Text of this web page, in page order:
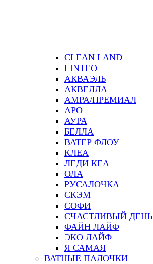
CLEAN LAND
LINTEO
АКВАЭЛЬ
АКВЕЛЛА
АМРА/ПРЕМИАЛ
АРО
АУРА
БЕЛЛА
ВАТЕР ФЛОУ
КЛЕА
ЛЕДИ КЕА
ОЛА
РУСАЛОЧКА
СКЭМ
СОФИ
СЧАСТЛИВЫЙ ДЕНЬ
ФАЙН ЛАЙФ
ЭКО ЛАЙФ
Я САМАЯ
ВАТНЫЕ ПАЛОЧКИ